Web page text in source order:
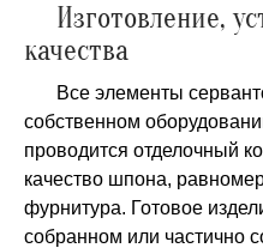
Изготовление,
качества
Все элементы
собственном
проводится отделочный
качество шпона,
фурнитура. Готовое
собранном или частично